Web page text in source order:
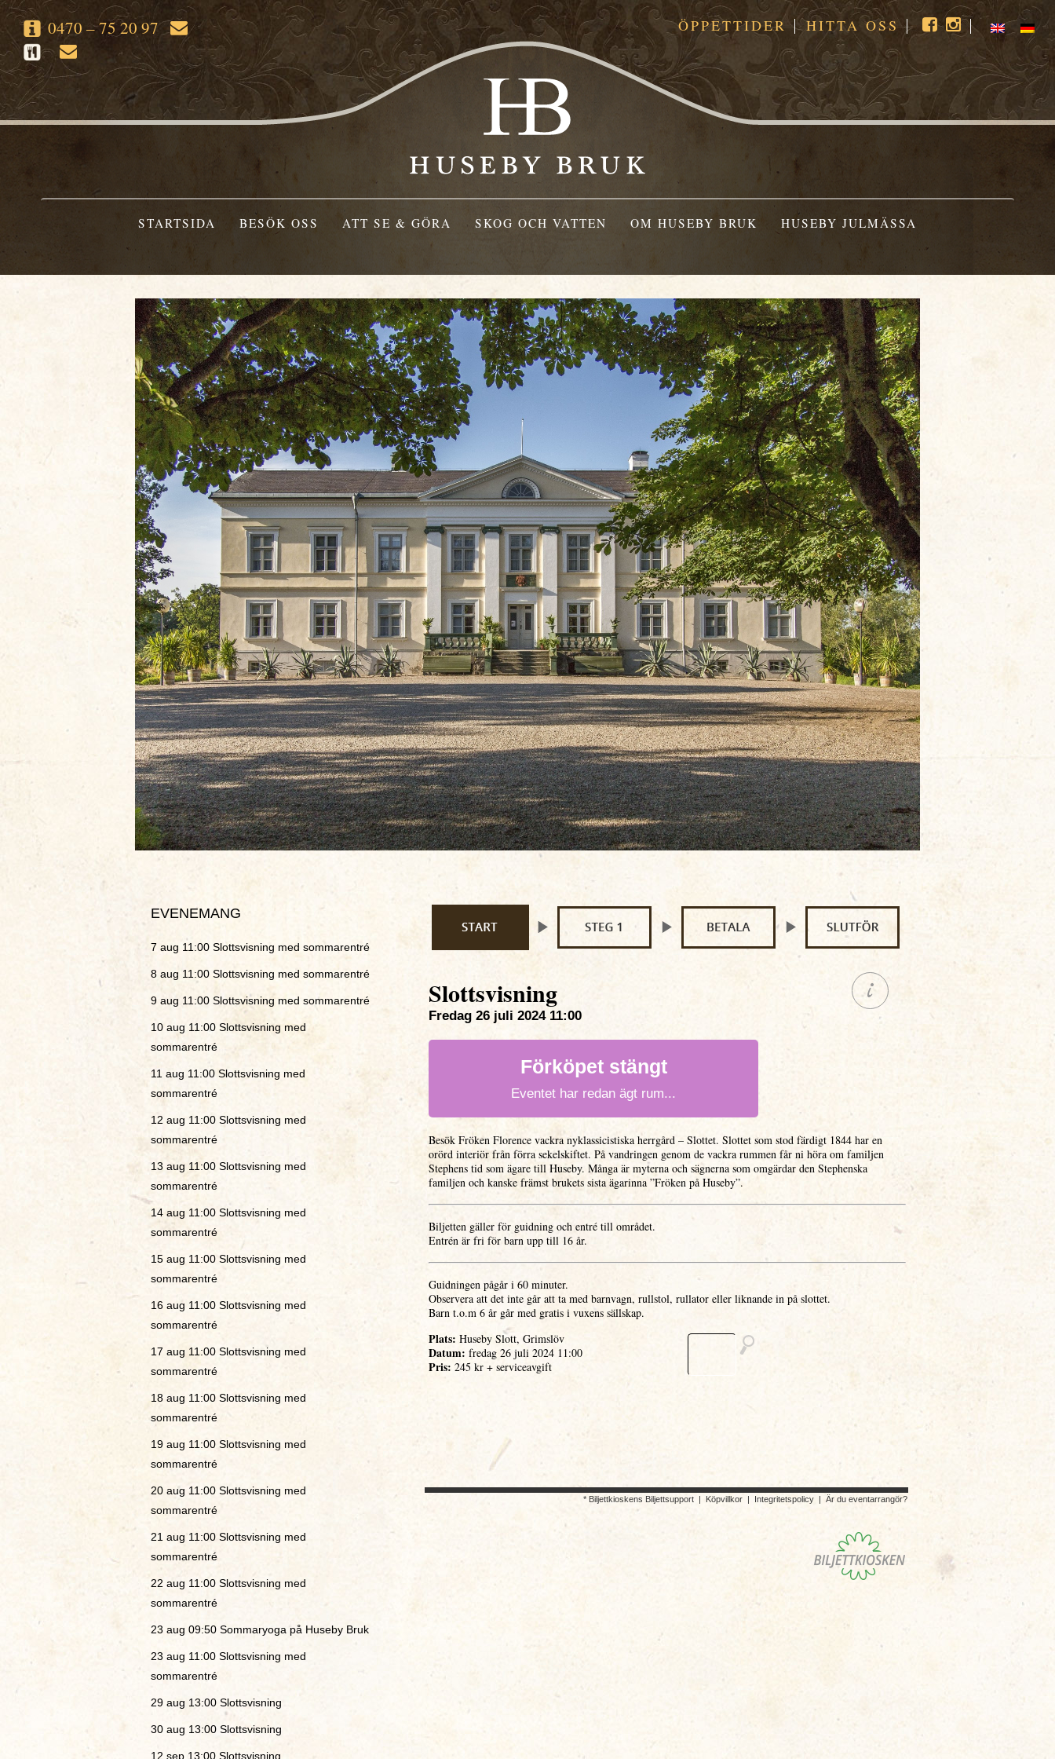
0470 – 75 20 97 ÖPPETTIDER HITTA OSS
STARTSIDA BESÖK OSS ATT SE & GÖRA SKOG OCH VATTEN OM HUSEBY BRUK HUSEBY JULMÄSSA
EVENEMANG
7 aug 11:00 Slottsvisning med sommarentré
8 aug 11:00 Slottsvisning med sommarentré
9 aug 11:00 Slottsvisning med sommarentré
10 aug 11:00 Slottsvisning med
sommarentré
11 aug 11:00 Slottsvisning med
sommarentré
12 aug 11:00 Slottsvisning med
sommarentré
13 aug 11:00 Slottsvisning med
sommarentré
14 aug 11:00 Slottsvisning med
sommarentré
15 aug 11:00 Slottsvisning med
sommarentré
16 aug 11:00 Slottsvisning med
sommarentré
17 aug 11:00 Slottsvisning med
sommarentré
18 aug 11:00 Slottsvisning med
sommarentré
19 aug 11:00 Slottsvisning med
sommarentré
20 aug 11:00 Slottsvisning med
sommarentré
21 aug 11:00 Slottsvisning med
sommarentré
22 aug 11:00 Slottsvisning med
sommarentré
23 aug 09:50 Sommaryoga på Huseby Bruk
23 aug 11:00 Slottsvisning med
sommarentré
29 aug 13:00 Slottsvisning
30 aug 13:00 Slottsvisning
12 sep 13:00 Slottsvisning
Slottsvisning
Fredag 26 juli 2024 11:00
Förköpet stängt
Eventet har redan ägt rum...
Besök Fröken Florence vackra nyklassicistiska herrgård – Slottet. Slottet som stod färdigt 1844 har en
orörd interiör från förra sekelskiftet. På vandringen genom de vackra rummen får ni höra om familjen
Stephens tid som ägare till Huseby. Många är myterna och sägnerna som omgärdar den Stephenska
familjen och kanske främst brukets sista ägarinna ”Fröken på Huseby”.
Biljetten gäller för guidning och entré till området.
Entrén är fri för barn upp till 16 år.
Guidningen pågår i 60 minuter.
Observera att det inte går att ta med barnvagn, rullstol, rullator eller liknande in på slottet.
Barn t.o.m 6 år går med gratis i vuxens sällskap.
Plats: Huseby Slott, Grimslöv
Datum: fredag 26 juli 2024 11:00
Pris: 245 kr + serviceavgift
* Biljettkioskens Biljettsupport | Köpvillkor | Integritetspolicy | Är du eventarrangör?